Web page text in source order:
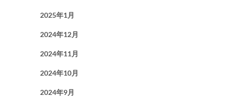
2025年1月
2024年12月
2024年11月
2024年10月
2024年9月